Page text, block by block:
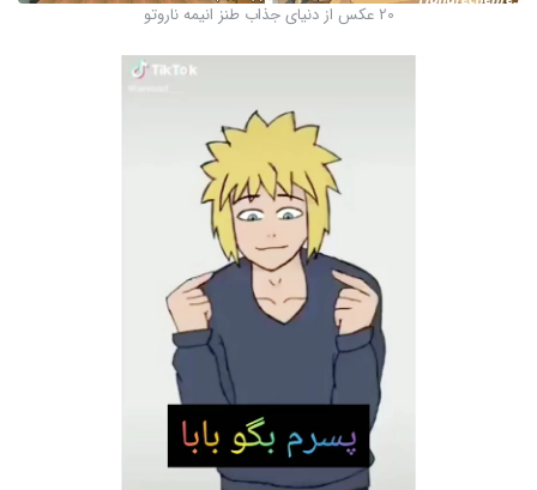
20 عکس از دنیای جذاب طنز انیمه ناروتو